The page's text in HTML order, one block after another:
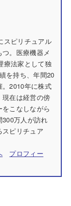
スピリチュアル
。医療機器メ
療法家として独
を持ち、年間20
。2010年に株式
在は経営の傍
こなしながら
万人が訪れ
スピリチュア
プロフィー